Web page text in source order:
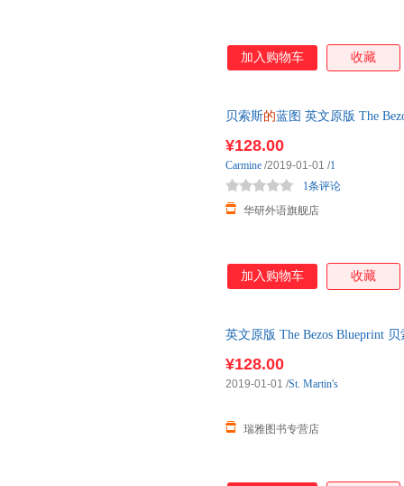
加入购物车 收藏
贝索斯的蓝图 英文原版 The
¥128.00
华研外语旗舰店
1条评论
Carmine /2019-01-01 /1
加入购物车 收藏
英文原版 The Bezos Blueprint 贝
¥128.00
瑞雅图书专营店
2019-01-01 /St. Martin's